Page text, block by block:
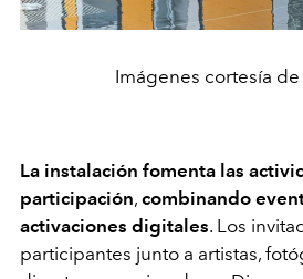
Imágenes cortesía de
La instalación fomenta las
participación, combinando
activaciones digitales. Los
participantes junto a artistas,